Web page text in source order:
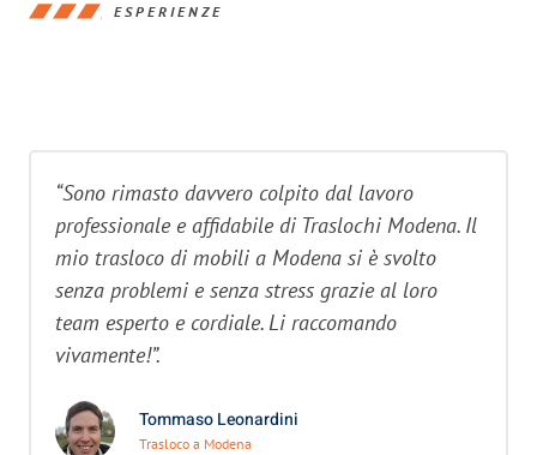
ESPERIENZE
“Sono rimasto davvero colpito dal lavoro
professionale e affidabile di Traslochi Modena. Il
mio trasloco di mobili a Modena si è svolto
senza problemi e senza stress grazie al loro
team esperto e cordiale. Li raccomando
vivamente!”.
Tommaso Leonardini
Trasloco a Modena